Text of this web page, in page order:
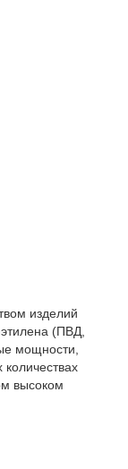
изделий
(ПВД,
мощности,
высоком